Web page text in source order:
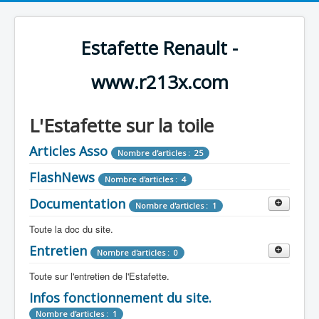
Estafette Renault -
www.r213x.com
L'Estafette sur la toile
Articles Asso Nombre d'articles : 25
FlashNews Nombre d'articles : 4
Documentation Nombre d'articles : 1
Toute la doc du site.
Revue de Presse Nombre d'articles : 9
Tous les articles que l'on a vu sur l'estafette !
Camping Car Nombre d'articles : 3
Entretien Nombre d'articles : 0
Toute sur l'entretien de l'Estafette.
Mécanique Nombre d'articles : 0
Infos fonctionnement du site.
Nombre d'articles : 1